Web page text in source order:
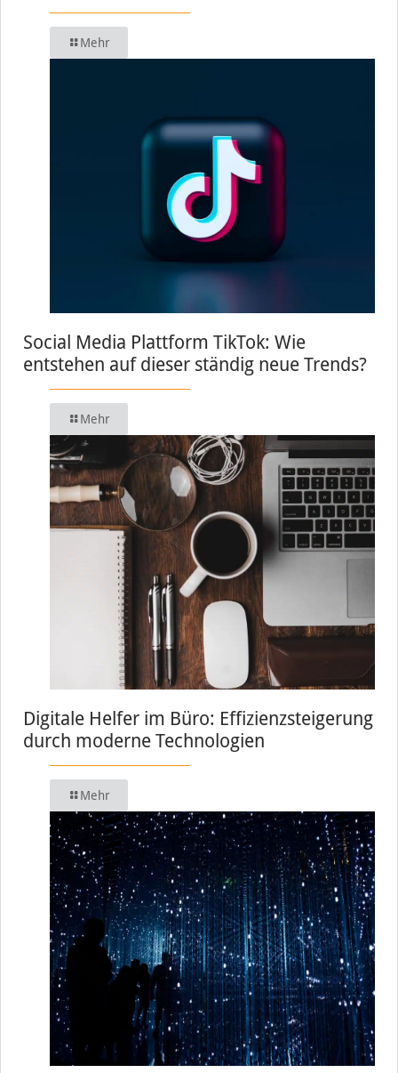
Mehr
Social Media Plattform TikTok: Wie
entstehen auf dieser ständig neue Trends?
Mehr
Digitale Helfer im Büro: Effizienzsteigerung
durch moderne Technologien
Mehr